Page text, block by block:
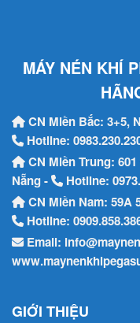
MÁY NÉN KHÍ
CN Miền Bắc: 3+5,
Hotline:
CN Miền Trung:
Nẵng -
Hotline:
CN Miền Nam: 59A
Hotline:
Email:
GIỚI THIỆU